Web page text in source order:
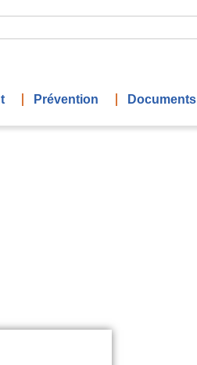
Prévention Documents